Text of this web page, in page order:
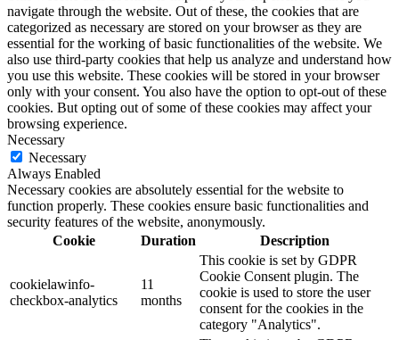
navigate through the website. Out of these, the cookies that are
categorized as necessary are stored on your browser as they are
essential for the working of basic functionalities of the website. We
also use third-party cookies that help us analyze and understand how
you use this website. These cookies will be stored in your browser
only with your consent. You also have the option to opt-out of these
cookies. But opting out of some of these cookies may affect your
browsing experience.
Necessary
Necessary
Always Enabled
Necessary cookies are absolutely essential for the website to
function properly. These cookies ensure basic functionalities and
security features of the website, anonymously.
Cookie
Duration Description
cookielawinfo-
checkbox-analytics
11
months
This cookie is set by GDPR
Cookie Consent plugin. The
cookie is used to store the user
consent for the cookies in the
category "Analytics".